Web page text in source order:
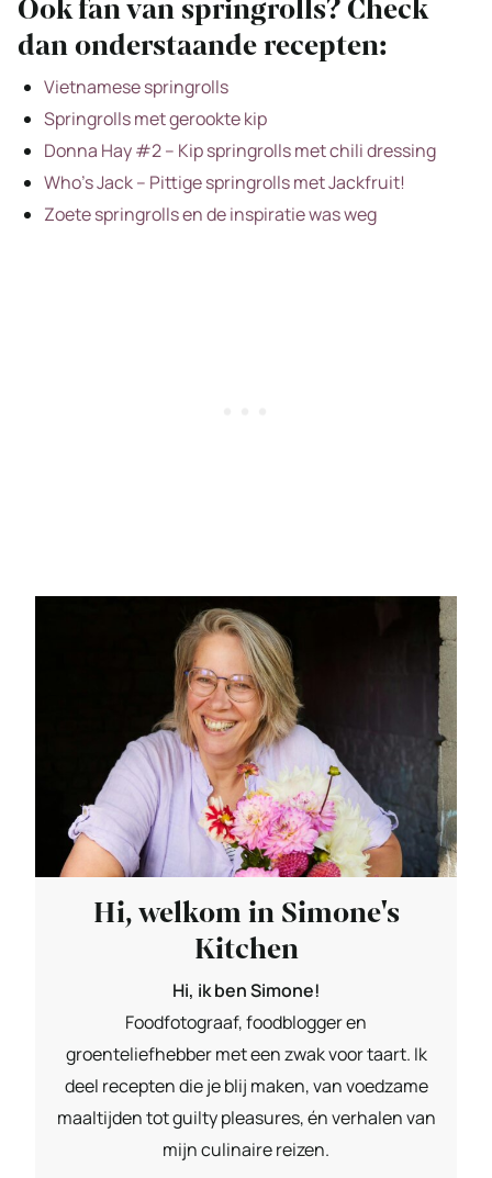
Ook fan van springrolls? Check
dan onderstaande recepten:
Vietnamese springrolls
Springrolls met gerookte kip
Donna Hay #2 – Kip springrolls met chili dressing
Who’s Jack – Pittige springrolls met Jackfruit!
Zoete springrolls en de inspiratie was weg
Hi, welkom in Simone's
Kitchen
Hi, ik ben Simone!
Foodfotograaf, foodblogger en
groenteliefhebber met een zwak voor taart. Ik
deel recepten die je blij maken, van voedzame
maaltijden tot guilty pleasures, én verhalen van
mijn culinaire reizen.